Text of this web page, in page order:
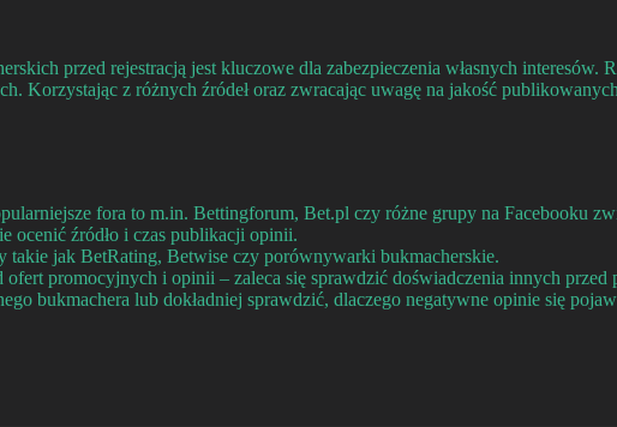
przed rejestracją jest kluczowe dla zabezpieczenia własnych interesów.
Korzystając z różnych źródeł oraz zwracając uwagę na jakość
fora to m.in. Bettingforum, Bet.pl czy różne grupy na Facebooku
ocenić źródło i czas publikacji opinii.
takie jak BetRating, Betwise czy porównywarki bukmacherskie.
ofert promocyjnych i opinii – zaleca się sprawdzić doświadczenia innych przed
bukmachera lub dokładniej sprawdzić, dlaczego negatywne opinie się